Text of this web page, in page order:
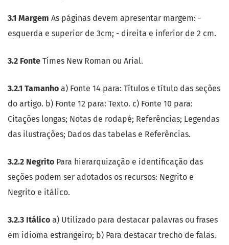
3.1 Margem As páginas devem apresentar margem: -
esquerda e superior de 3cm; - direita e inferior de 2 cm.
3.2 Fonte Times New Roman ou Arial.
3.2.1 Tamanho a) Fonte 14 para: Títulos e título das seções
do artigo. b) Fonte 12 para: Texto. c) Fonte 10 para:
Citações longas; Notas de rodapé; Referências; Legendas
das ilustrações; Dados das tabelas e Referências.
3.2.2 Negrito Para hierarquização e identificação das
seções podem ser adotados os recursos: Negrito e
Negrito e itálico.
3.2.3 Itálico a) Utilizado para destacar palavras ou frases
em idioma estrangeiro; b) Para destacar trecho de falas.